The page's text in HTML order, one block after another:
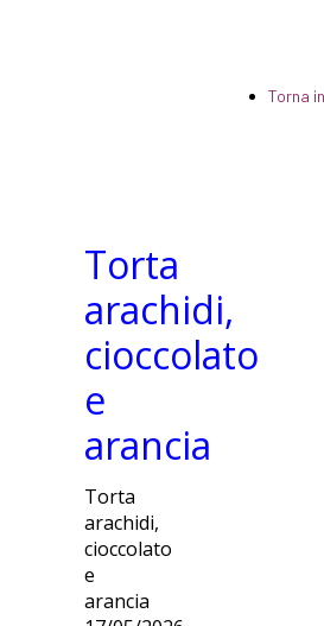
Torna
Torta
arachidi,
cioccolato
e
arancia
Torta
arachidi,
cioccolato
e
arancia